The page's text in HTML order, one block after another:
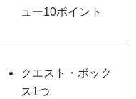
ュー10ポイント
クエスト・ボック
ス1つ